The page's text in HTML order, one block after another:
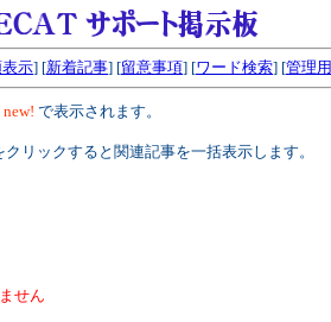
示] [新着記事] [留意事項] [ワード検索] [管理用
new! で表示されます。
リックすると関連記事を一括表示します。
せん